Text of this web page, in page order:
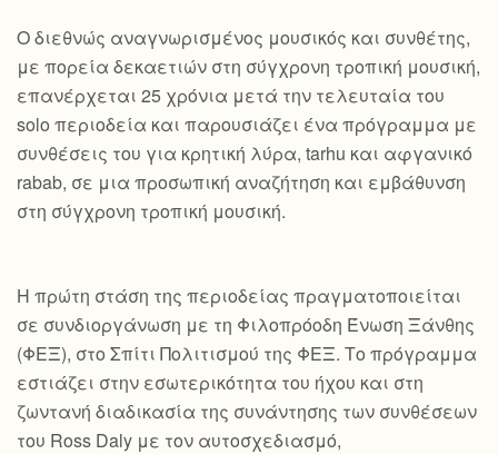
Ο διεθνώς αναγνωρισμένος μουσικός και συνθέτης,
με πορεία δεκαετιών στη σύγχρονη τροπική μουσική,
επανέρχεται 25 χρόνια μετά την τελευταία του
solo περιοδεία και παρουσιάζει ένα πρόγραμμα με
συνθέσεις του για κρητική λύρα, tarhu και αφγανικό
rabab, σε μια προσωπική αναζήτηση και εμβάθυνση
στη σύγχρονη τροπική μουσική.
Η πρώτη στάση της περιοδείας πραγματοποιείται
σε συνδιοργάνωση με τη Φιλοπρόοδη Ένωση Ξάνθης
(ΦΕΞ), στο Σπίτι Πολιτισμού της ΦΕΞ. Το πρόγραμμα
εστιάζει στην εσωτερικότητα του ήχου και στη
ζωντανή διαδικασία της συνάντησης των συνθέσεων
του Ross Daly με τον αυτοσχεδιασμό,